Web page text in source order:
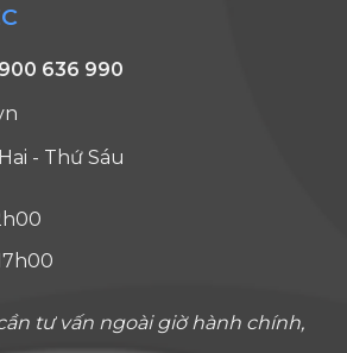
636 990
- Thứ Sáu
tư vấn ngoài giờ hành chính,